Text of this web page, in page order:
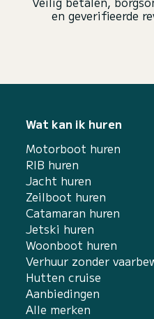
en geverifieerde
Wat kan ik huren
Motorboot huren
RIB huren
Jacht huren
Zeilboot huren
Catamaran huren
Jetski huren
Woonboot huren
Verhuur zonder
Hutten cruise
Aanbiedingen
Alle merken